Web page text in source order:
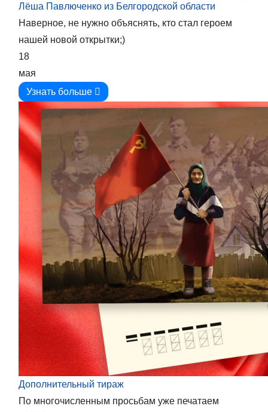
Лёша Павлюченко из Белгородской области
Наверное, не нужно объяснять, кто стал героем
нашей новой открытки;)
18
мая
Узнать больше
Дополнительный тираж
По многочисленным просьбам уже печатаем